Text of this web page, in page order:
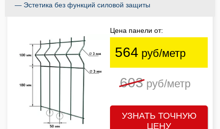
— Эстетика без функций силовой защиты
Цена панели от:
564 руб/метр
603руб/метр
УЗНАТЬ ТОЧНУЮ
ЦЕНУ